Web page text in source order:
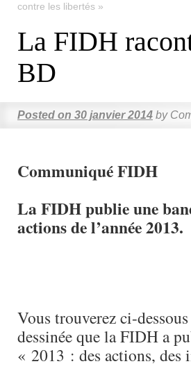
contre les libertés »
La FIDH
BD
Posted on 30 janvier 2014 by
Communiqué FIDH
La FIDH publie une
actions de l’année 2013.
Vous trouverez ci-
dessinée que la FIDH a
« 2013 : des actions, des